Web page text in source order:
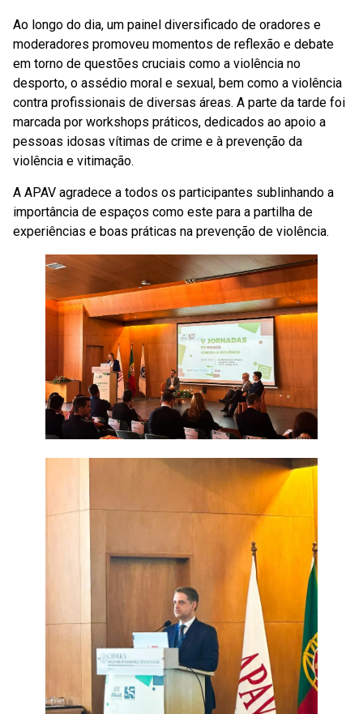
Ao longo do dia, um painel diversificado de oradores e
moderadores promoveu momentos de reflexão e debate
em torno de questões cruciais como a violência no
desporto, o assédio moral e sexual, bem como a violência
contra profissionais de diversas áreas. A parte da tarde foi
marcada por workshops práticos, dedicados ao apoio a
pessoas idosas vítimas de crime e à prevenção da
violência e vitimação.
A APAV agradece a todos os participantes sublinhando a
importância de espaços como este para a partilha de
experiências e boas práticas na prevenção de violência.